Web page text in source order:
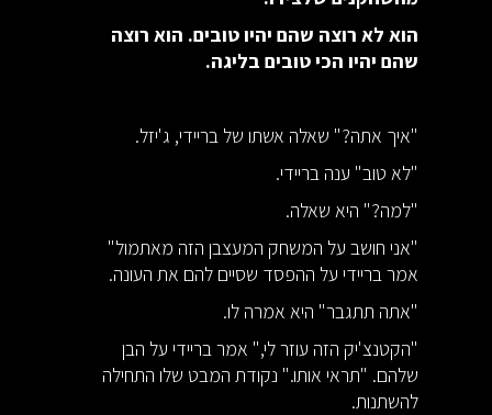
הוא לא רוצה שהם יהיו טובים. הוא רוצה
שהם יהיו הכי טובים בליגה.
"איך אתה?" שאלה אשתו של בריידי, ג'יזל.
"לא טוב" ענה בריידי.
"למה?" היא שאלה.
"אני חושב על המשחק המעצבן הזה מאתמול"
אמר בריידי על ההפסד שסיים להם את העונה.
"אתה תתגבר" היא אמרה לו.
"הקטנצ'יק הזה עוזר לי," אמר בריידי על הבן
שלהם. "תראי אותו." נקודת המבט שלו התחילה
להשתנות.